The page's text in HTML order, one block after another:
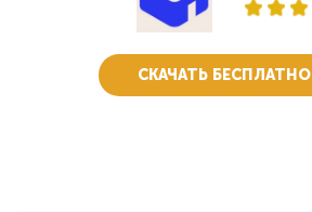
СКАЧАТЬ БЕСПЛАТНО